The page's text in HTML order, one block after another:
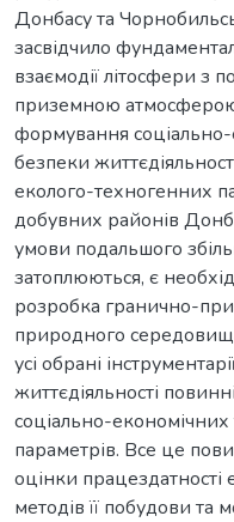
Донбасу та
засвідчило
взаємодії літосфери з
приземною
формування
безпеки
еколого-техногенних
добувних районів
умови подальшого
затоплюються, є
розробка гранично-
природного
усі обрані
життєдіяльності
соціально-економічних
параметрів. Все це
оцінки працездатності
методів її побудови та